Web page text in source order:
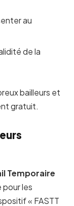
au
de la
bailleurs et
gratuit.
Temporaire
pour les
« FASTT